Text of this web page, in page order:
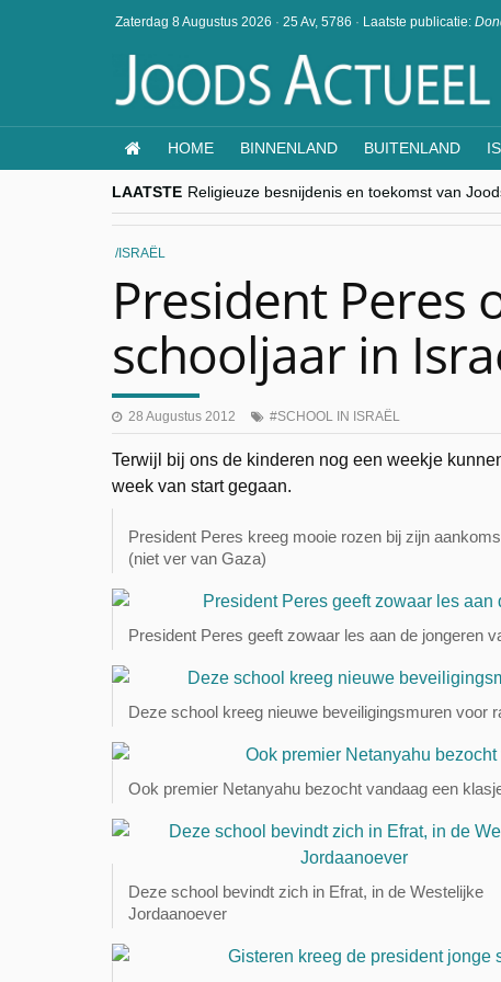
Zaterdag 8 Augustus 2026 · 25 Av, 5786 · Laatste publicatie:
HOME BINNENLAND BUITENLAND
LAATSTE Religieuze besnijdenis en toekomst van
“Besnijdenisdebat toont hoe moeilijk
CITYTRIP | ROEMENIË – Boekarest: de
ISRAËL
President Peres
schooljaar in
28 Augustus 2012 SCHOOL IN ISRAËL
Terwijl bij ons de kinderen nog een weekje
week van start gegaan.
President Peres kreeg mooie rozen bij zijn
(niet ver van Gaza)
President Peres geeft zowaar les aan de jongeren
Deze school kreeg nieuwe beveiligingsmuren voor
Ook premier Netanyahu bezocht vandaag een
Deze school bevindt zich in Efrat, in de Westelijke
Jordaanoever